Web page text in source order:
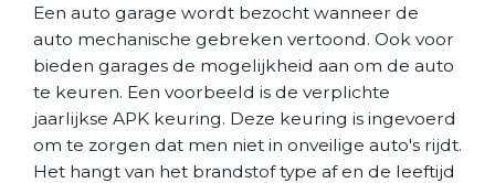
Een auto garage wordt bezocht wanneer de
auto mechanische gebreken vertoond. Ook voor
bieden garages de mogelijkheid aan om de auto
te keuren. Een voorbeeld is de verplichte
jaarlijkse APK keuring. Deze keuring is ingevoerd
om te zorgen dat men niet in onveilige auto's rijdt.
Het hangt van het brandstof type af en de leeftijd